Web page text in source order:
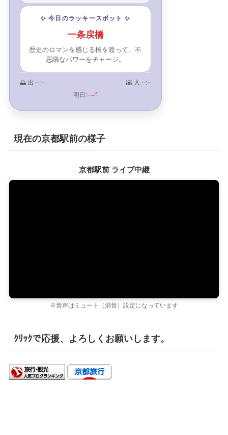
✨ 今日のラッキースポット ✨
一条戻橋
歴史のロマンを感じる橋を渡って、不
思議なパワーをチャージ。
🌅 出 --:-- 🌇 入 --:--
明日:----°
現在の京都駅前の様子
京都駅前 ライブ中継
※音声はミュート（消音）設定になっています
ｸﾘｯｸで応援、よろしくお願いします。